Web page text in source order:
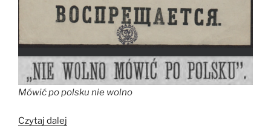
Mówić po polsku nie wolno
Czytaj dalej